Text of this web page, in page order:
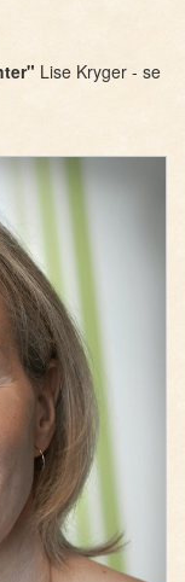
Lise Kryger - se